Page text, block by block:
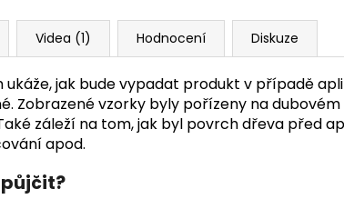
Videa (1) Hodnocení Diskuze
jak bude vypadat produkt v případě
Zobrazené vzorky byly pořízeny na
záleží na tom, jak byl povrch dřeva před
apod.